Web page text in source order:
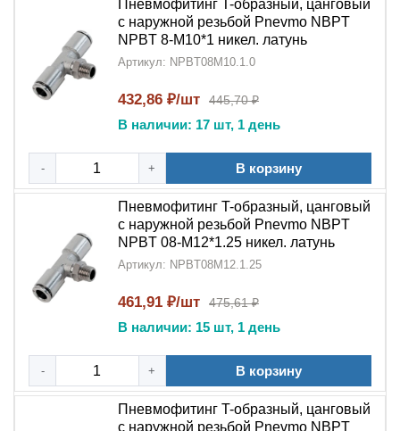
Пневмофитинг T-образный, цанговый
с наружной резьбой Pnevmo NBPT
NPBT 8-M10*1 никел. латунь
Артикул: NPBT08M10.1.0
432,86 ₽/шт 445,70 ₽
В наличии: 17 шт, 1 день
- + В корзину
Пневмофитинг T-образный, цанговый
с наружной резьбой Pnevmo NBPT
NPBT 08-M12*1.25 никел. латунь
Артикул: NPBT08M12.1.25
461,91 ₽/шт 475,61 ₽
В наличии: 15 шт, 1 день
- + В корзину
Пневмофитинг T-образный, цанговый
с наружной резьбой Pnevmo NBPT